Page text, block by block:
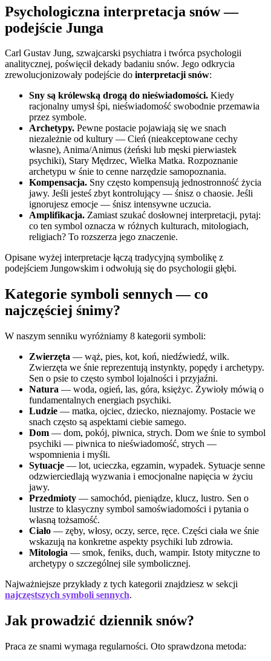
Psychologiczna interpretacja snów —
podejście Junga
Carl Gustav Jung, szwajcarski psychiatra i twórca psychologii
analitycznej, poświęcił dekady badaniu snów. Jego odkrycia
zrewolucjonizowały podejście do interpretacji snów:
Sny są królewską drogą do nieświadomości. Kiedy
racjonalny umysł śpi, nieświadomość swobodnie przemawia
przez symbole.
Archetypy. Pewne postacie pojawiają się we snach
niezależnie od kultury — Cień (nieakceptowane cechy
własne), Anima/Animus (żeński lub męski pierwiastek
psychiki), Stary Mędrzec, Wielka Matka. Rozpoznanie
archetypu w śnie to cenne narzędzie samopoznania.
Kompensacja. Sny często kompensują jednostronność życia
jawy. Jeśli jesteś zbyt kontrolujący — śnisz o chaosie. Jeśli
ignorujesz emocje — śnisz intensywne uczucia.
Amplifikacja. Zamiast szukać dosłownej interpretacji, pytaj:
co ten symbol oznacza w różnych kulturach, mitologiach,
religiach? To rozszerza jego znaczenie.
Opisane wyżej interpretacje łączą tradycyjną symbolikę z
podejściem Jungowskim i odwołują się do psychologii głębi.
Kategorie symboli sennych — co
najczęściej śnimy?
W naszym senniku wyróżniamy 8 kategorii symboli:
Zwierzęta — wąż, pies, kot, koń, niedźwiedź, wilk.
Zwierzęta we śnie reprezentują instynkty, popędy i archetypy.
Sen o psie to często symbol lojalności i przyjaźni.
Natura — woda, ogień, las, góra, księżyc. Żywioły mówią o
fundamentalnych energiach psychiki.
Ludzie — matka, ojciec, dziecko, nieznajomy. Postacie we
snach często są aspektami ciebie samego.
Dom — dom, pokój, piwnica, strych. Dom we śnie to symbol
psychiki — piwnica to nieświadomość, strych —
wspomnienia i myśli.
Sytuacje — lot, ucieczka, egzamin, wypadek. Sytuacje senne
odzwierciedlają wyzwania i emocjonalne napięcia w życiu
jawy.
Przedmioty — samochód, pieniądze, klucz, lustro. Sen o
lustrze to klasyczny symbol samoświadomości i pytania o
własną tożsamość.
Ciało — zęby, włosy, oczy, serce, ręce. Części ciała we śnie
wskazują na konkretne aspekty psychiki lub zdrowia.
Mitologia — smok, feniks, duch, wampir. Istoty mityczne to
archetypy o szczególnej sile symbolicznej.
Najważniejsze przykłady z tych kategorii znajdziesz w sekcji
najczęstszych symboli sennych.
Jak prowadzić dziennik snów?
Praca ze snami wymaga regularności. Oto sprawdzona metoda: